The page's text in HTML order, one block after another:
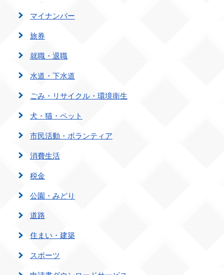
マイナンバー
旅券
就職・退職
水道・下水道
ごみ・リサイクル・環境衛生
犬・猫・ペット
市民活動・ボランティア
消費生活
税金
公園・みどり
道路
住まい・建築
スポーツ